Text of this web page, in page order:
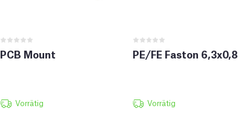
PCB Mount
Vorrätig
PE/FE Faston 6,3x0,8
Vorrätig